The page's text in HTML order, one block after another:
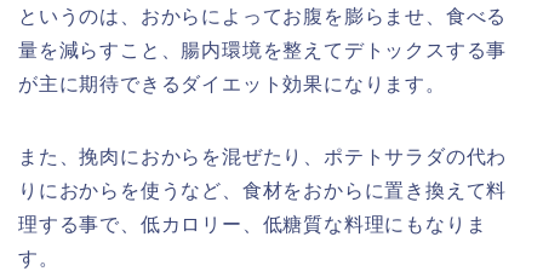
というのは、おからによってお腹を膨らませ、食べる
量を減らすこと、腸内環境を整えてデトックスする事
が主に期待できるダイエット効果になります。
また、挽肉におからを混ぜたり、ポテトサラダの代わ
りにおからを使うなど、食材をおからに置き換えて料
理する事で、低カロリー、低糖質な料理にもなりま
す。